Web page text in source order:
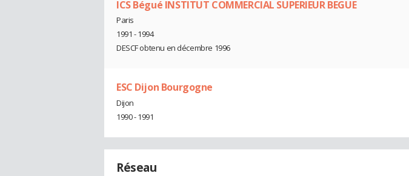
ICS Bégué INSTITUT COMMERCIAL SUPERIEUR BEGUE
Paris
1991 - 1994
DESCF obtenu en décembre 1996
ESC Dijon Bourgogne
Dijon
1990 - 1991
Réseau